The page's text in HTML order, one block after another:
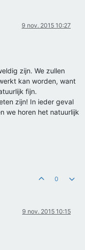
9 nov. 2015 10:27
zijn. We zullen
kan worden, want
fijn.
zijn! In ieder geval
we horen het natuurlijk
0
9 nov. 2015 10:15